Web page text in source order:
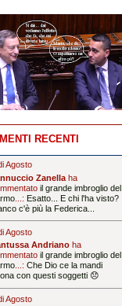
RECENTI
Agosto
Zanellaha
il grande imbroglio del
...: Esatto... E chi l'ha visto?
c'è più la Federica...
Agosto
Andrianoha
il grande imbroglio del
...: Che Dio ce la mandi
con questi soggetti 😞
Agosto